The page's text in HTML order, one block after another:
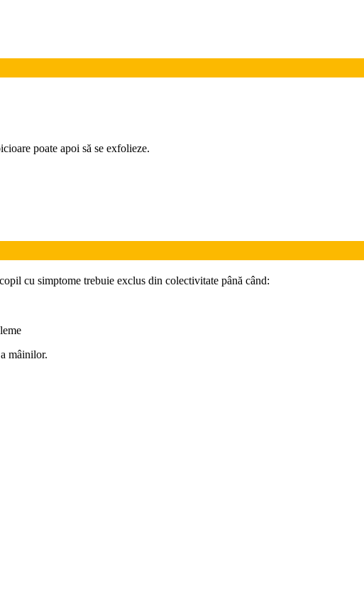
poate apoi să se exfolieze.
cu simptome trebuie exclus din colectivitate până când:
mâinilor.